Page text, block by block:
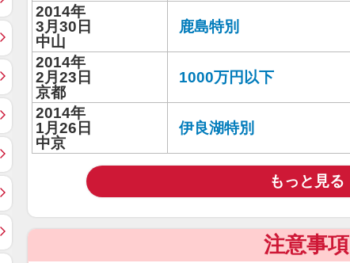
2014年
3月30日
中山
鹿島特別
2014年
2月23日
京都
1000万円以下
2014年
1月26日
中京
伊良湖特別
もっと見る
注意事項